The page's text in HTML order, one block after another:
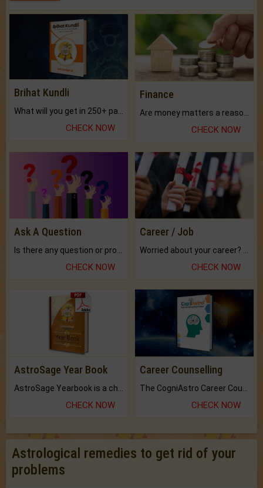
Brihat Kundli
CHECK NOW
Finance
CHECK NOW
Ask A Question
CHECK NOW
Career / Job
CHECK NOW
AstroSage Year Book
CHECK NOW
Career Counselling
CHECK NOW
Astrological remedies to get rid of your
problems